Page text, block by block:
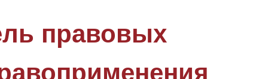
правовых